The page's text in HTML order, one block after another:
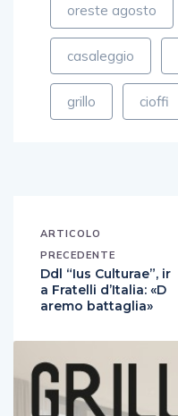
oreste agosto
casaleggio
grillo cioffi
ARTICOLO
PRECEDENTE
Ddl “Ius Culturae”, ir
a Fratelli d’Italia: «D
aremo battaglia»